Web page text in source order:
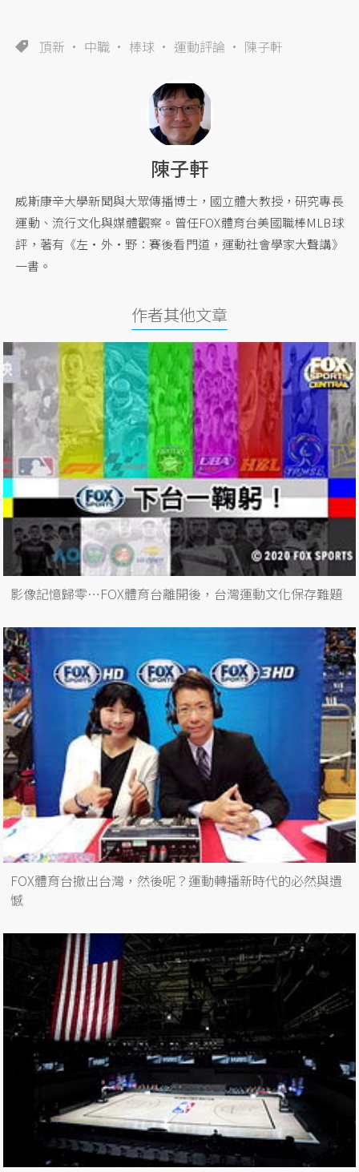
頂新 中職 棒球 運動評論 陳子軒
陳子軒
威斯康辛大學新聞與大眾傳播博士，國立體大教授，研究專長
運動、流行文化與媒體觀察。曾任FOX體育台美國職棒MLB球
評，著有《左‧外‧野︰賽後看門道，運動社會學家大聲講》
一書。
作者其他文章
影像記憶歸零…FOX體育台離開後，台灣運動文化保存難題
FOX體育台撤出台灣，然後呢？運動轉播新時代的必然與遺
憾